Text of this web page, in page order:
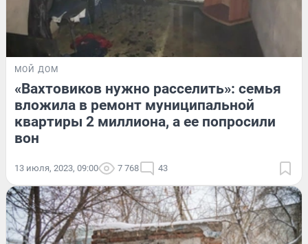
МОЙ ДОМ
«Вахтовиков нужно расселить»: семья
вложила в ремонт муниципальной
квартиры 2 миллиона, а ее попросили
вон
13 июля, 2023, 09:00 7 768 43